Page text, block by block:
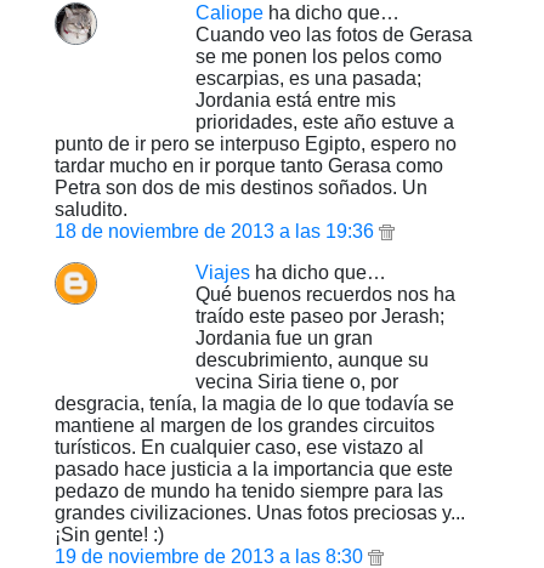
Caliope ha dicho que…
Cuando veo las fotos de Gerasa
se me ponen los pelos como
escarpias, es una pasada;
Jordania está entre mis
prioridades, este año estuve a
punto de ir pero se interpuso Egipto, espero no
tardar mucho en ir porque tanto Gerasa como
Petra son dos de mis destinos soñados. Un
saludito.
18 de noviembre de 2013 a las 19:36
Viajes ha dicho que…
Qué buenos recuerdos nos ha
traído este paseo por Jerash;
Jordania fue un gran
descubrimiento, aunque su
vecina Siria tiene o, por
desgracia, tenía, la magia de lo que todavía se
mantiene al margen de los grandes circuitos
turísticos. En cualquier caso, ese vistazo al
pasado hace justicia a la importancia que este
pedazo de mundo ha tenido siempre para las
grandes civilizaciones. Unas fotos preciosas y...
¡Sin gente! :)
19 de noviembre de 2013 a las 8:30